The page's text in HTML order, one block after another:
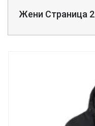
Жени Страница 2